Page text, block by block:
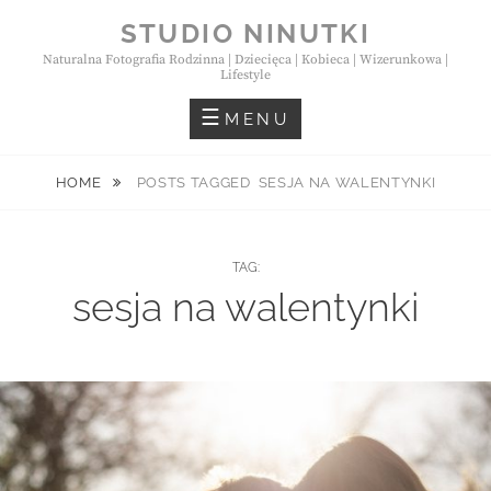
content
STUDIO NINUTKI
Naturalna Fotografia Rodzinna | Dziecięca | Kobieca | Wizerunkowa |
Lifestyle
MENU
HOME POSTS TAGGED SESJA NA WALENTYNKI
TAG:
sesja na walentynki